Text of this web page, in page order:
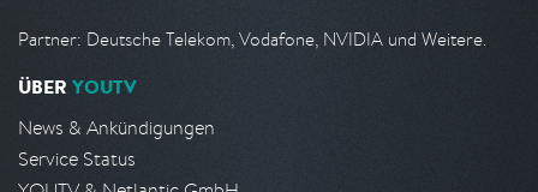
Partner: Deutsche Telekom, Vodafone, NVIDIA und Weitere.
ÜBER YOUTV
News & Ankündigungen
Service Status